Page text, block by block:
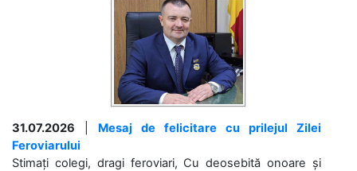
31.07.2026
Mesaj de felicitare cu prilejul Zilei
Feroviarului
Stimați colegi, dragi feroviari, Cu deosebită onoare și